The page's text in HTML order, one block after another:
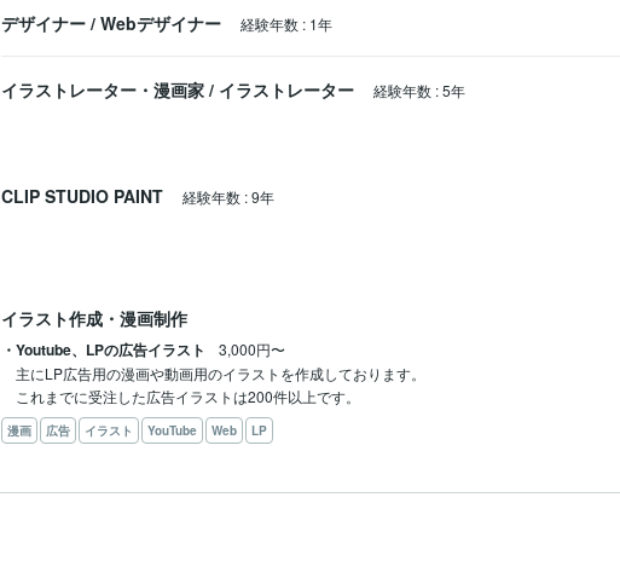
デザイナー / Webデザイナー 経験年数 : 1年
イラストレーター・漫画家 / イラストレーター 経験年数 :5年
CLIP STUDIO PAINT 経験年数 :9年
イラスト作成・漫画制作
・Youtube、LPの広告イラスト
3,000円〜
主にLP広告用の漫画や動画用のイラストを作成しております。
これまでに受注した広告イラストは200件以上です。
漫画 広告 イラスト YouTube Web LP